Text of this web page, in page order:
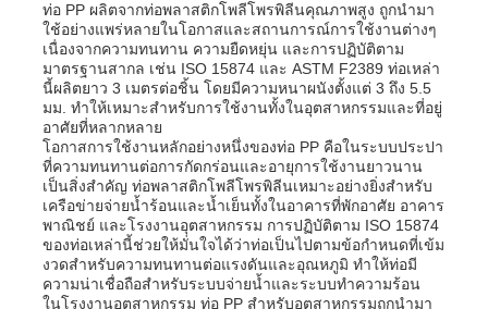
ท่อ PP ผลิตจากท่อพลาสติกโพลีโพรพิลีนคุณภาพสูง ถูกนำมา
ใช้อย่างแพร่หลายในโอกาสและสถานการณ์การใช้งานต่างๆ
เนื่องจากความทนทาน ความยืดหยุ่น และการปฏิบัติตาม
มาตรฐานสากล เช่น ISO 15874 และ ASTM F2389 ท่อเหล่า
นี้ผลิตยาว 3 เมตรต่อชิ้น โดยมีความหนาผนังตั้งแต่ 3 ถึง 5.5
มม. ทำให้เหมาะสำหรับการใช้งานทั้งในอุตสาหกรรมและที่อยู่
อาศัยที่หลากหลาย
โอกาสการใช้งานหลักอย่างหนึ่งของท่อ PP คือในระบบประปา
ที่ความทนทานต่อการกัดกร่อนและอายุการใช้งานยาวนาน
เป็นสิ่งสำคัญ ท่อพลาสติกโพลีโพรพิลีนเหมาะอย่างยิ่งสำหรับ
เครือข่ายจ่ายน้ำร้อนและน้ำเย็นทั้งในอาคารที่พักอาศัย อาคาร
พาณิชย์ และโรงงานอุตสาหกรรม การปฏิบัติตาม ISO 15874
ของท่อเหล่านี้ช่วยให้มั่นใจได้ว่าท่อเป็นไปตามข้อกำหนดที่เข้ม
งวดสำหรับความทนทานต่อแรงดันและอุณหภูมิ ทำให้ท่อมี
ความน่าเชื่อถือสำหรับระบบจ่ายน้ำและระบบทำความร้อน
ในโรงงานอุตสาหกรรม ท่อ PP สำหรับอุตสาหกรรมถูกนำมา